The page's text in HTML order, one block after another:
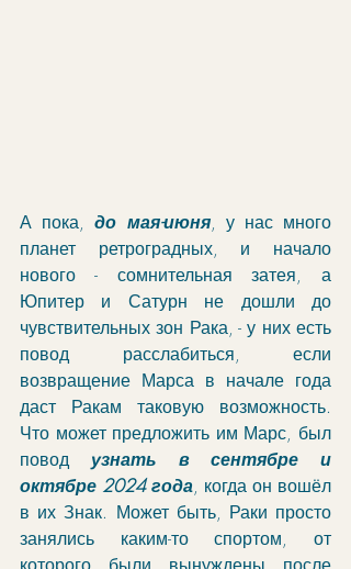
А пока, до мая-июня, у нас много
планет ретроградных, и начало
нового - сомнительная затея, а
Юпитер и Сатурн не дошли до
чувствительных зон Рака, - у них есть
повод расслабиться, если
возвращение Марса в начале года
даст Ракам таковую возможность.
Что может предложить им Марс, был
повод узнать в сентябре и
октябре 2024 года, когда он вошёл
в их Знак. Может быть, Раки просто
занялись каким-то спортом, от